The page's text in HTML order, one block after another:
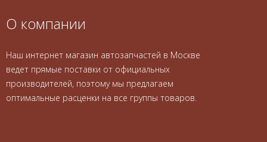
О компании
Наш интернет магазин автозапчастей в Москве
ведет прямые поставки от официальных
производителей, поэтому мы предлагаем
оптимальные расценки на все группы товаров.